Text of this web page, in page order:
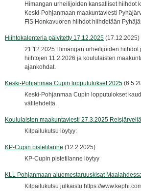
Himangan urheilijoiden kansalliset hiihdot
Keski-Pohjanmaan maakuntaviesti
FIS Honkavuoren hiihdot hiihdetään
Hiihtokalenteria päivitetty 17.12.2025 (17.12.2025)
21.12.2025 Himangan urheilijoiden hiihdot
hiihtojen 11.2.2026 ja koululaisten
ajankohdat.
Keski-Pohjanmaa Cupin lopputulokset 2025
Keski-Pohjanmaa Cupin lopputulokset
välilehdeltä.
Koululaisten maakuntaviesti 27.3.2025 Reisjärvellä
Kilpailukutsu löytyy:
KP-Cupin pistetilanne (12.2.2025)
KP-Cupin pistetilanne löytyy
KLL Pohjanmaan aluemestaruuskisat
Kilpailukutsu julkaistu https://